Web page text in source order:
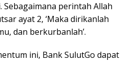
perintah Allah
ayat 2, ‘Maka dirikanlah
dan berkurbanlah’.
ini, Bank SulutGo dapat